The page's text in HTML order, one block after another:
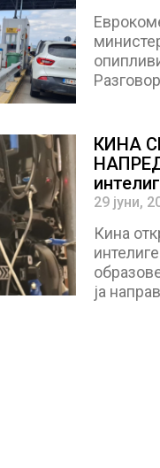
КИНА
29 јуни,
Кина
ја